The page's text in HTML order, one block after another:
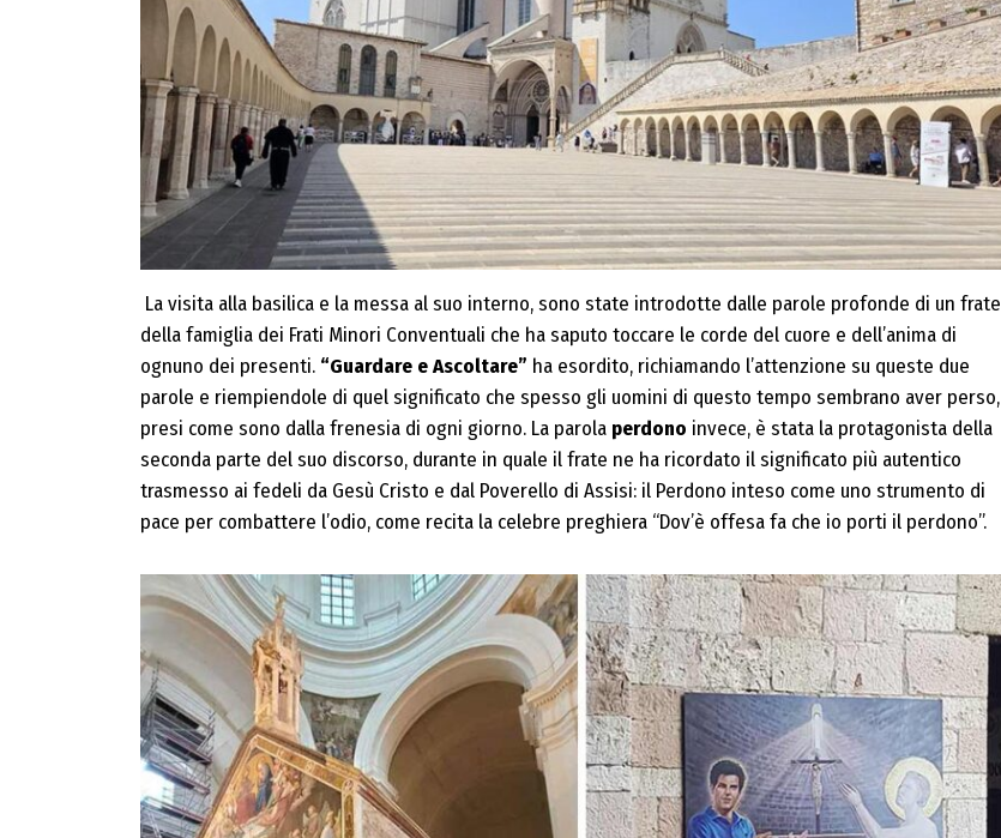
La visita alla basilica e la messa al suo interno, sono state introdotte dalle parole profonde di un frate
della famiglia dei Frati Minori Conventuali che ha saputo toccare le corde del cuore e dell’anima di
ognuno dei presenti. “Guardare e Ascoltare” ha esordito, richiamando l’attenzione su queste due
parole e riempiendole di quel significato che spesso gli uomini di questo tempo sembrano aver perso,
presi come sono dalla frenesia di ogni giorno. La parola perdono invece, è stata la protagonista della
seconda parte del suo discorso, durante in quale il frate ne ha ricordato il significato più autentico
trasmesso ai fedeli da Gesù Cristo e dal Poverello di Assisi: il Perdono inteso come uno strumento di
pace per combattere l’odio, come recita la celebre preghiera “Dov’è offesa fa che io porti il perdono”.